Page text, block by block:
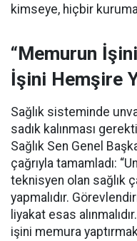
kimseye, hiçbir kuruma
“Memurun
İşini Hemşire
Sağlık sisteminde
sadık kalınması
Sağlık Sen Genel
çağrıyla tamamladı:
teknisyen olan sağlık
yapmalıdır.
liyakat esas
işini memura